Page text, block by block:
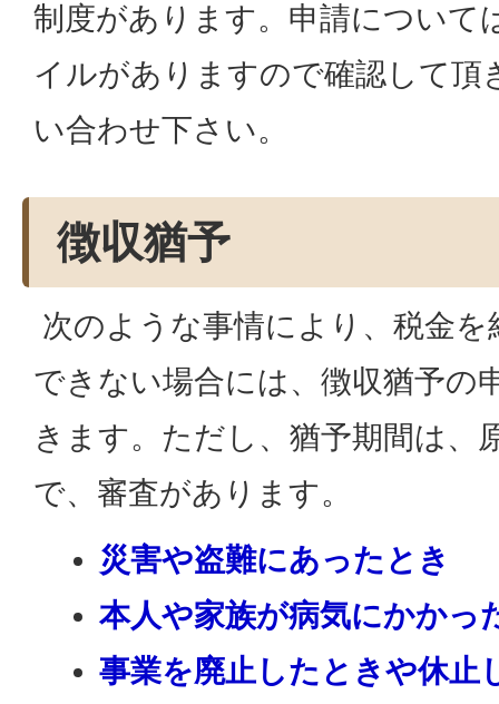
制度があります。申請について
イルがありますので確認して頂
い合わせ下さい。
徴収猶予
次のような事情により、税金
できない場合には、徴収猶予の
きます。ただし、猶予期間は、
で、審査があります。
災害や盗難にあったとき
本人や家族が病気にかかっ
事業を廃止したときや休止